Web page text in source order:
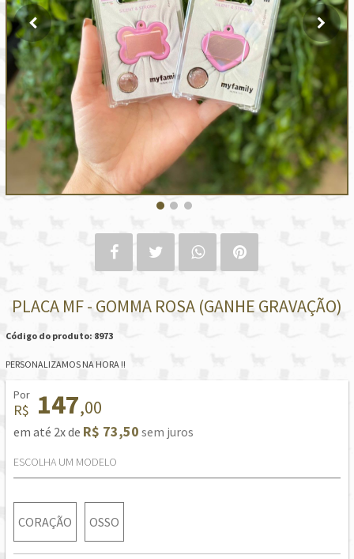
PLACA MF - GOMMA ROSA (GANHE GRAVAÇÃO)
Código do produto: 8973
PERSONALIZAMOS NA HORA !!
Por
R$ 147,00
em até 2x de R$ 73,50 sem juros
ESCOLHA UM MODELO
CORAÇÃO OSSO